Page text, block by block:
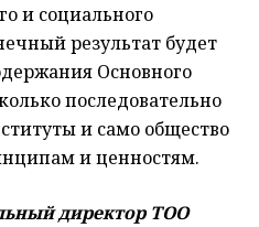
и социального
результат будет
Основного
последовательно
и само общество
и ценностям.
директор ТОО